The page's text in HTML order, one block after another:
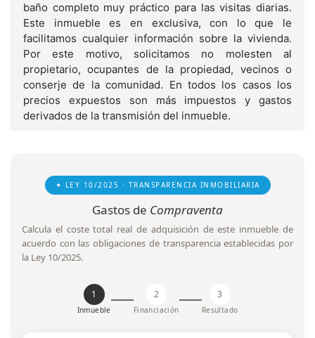
baño completo muy práctico para las visitas diarias.
Este inmueble es en exclusiva, con lo que le
facilitamos cualquier información sobre la vivienda.
Por este motivo, solicitamos no molesten al
propietario, ocupantes de la propiedad, vecinos o
conserje de la comunidad. En todos los casos los
precios expuestos son más impuestos y gastos
derivados de la transmisión del inmueble.
✦ LEY 10/2025 · TRANSPARENCIA INMOBILIARIA
Gastos de Compraventa
Calcula el coste total real de adquisición de este inmueble de
acuerdo con las obligaciones de transparencia establecidas por
la Ley 10/2025.
1
Inmueble
2
Financiación
3
Resultado